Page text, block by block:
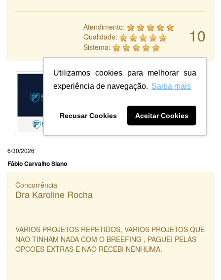
Utilizamos cookies para melhorar sua
experiência de navegação. Saiba mais
Recusar Cookies Aceitar Cookies
10
Atendimento:
Qualidade:
Sistema:
6/30/2026
Fábio Carvalho Siano
Concorrência
Dra Karoline Rocha
VARIOS PROJETOS REPETIDOS, VARIOS PROJETOS QUE
NAO TINHAM NADA COM O BREEFING , PAGUEI PELAS
OPCOES EXTRAS E NAO RECEBI NENHUMA.